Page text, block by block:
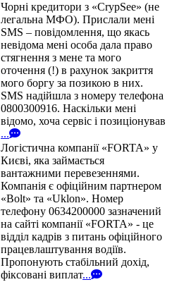
Чорні кредитори з «CrypSee» (не
легальна МФО). Прислали мені
SMS – повідомлення, що якась
невідома мені особа дала право
стягнення з мене та мого
оточення (!) в рахунок закриття
мого боргу за позикою в них.
SMS надійшла з номеру телефона
0800300916. Наскільки мені
відомо, хоча сервіс і позиціонував
...
Логістична компанії «FORTA» у
Києві, яка займається
вантажними перевезеннями.
Компанія є офіційним партнером
«Bolt» та «Uklon». Номер
телефону 0634200000 зазначений
на сайті компанії «FORTA» - це
відділ кадрів з питань офіційного
працевлаштування водіїв.
Пропонують стабільний дохід,
фіксовані виплат...